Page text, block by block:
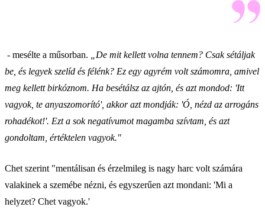
- mesélte a műsorban.
„De mit kellett volna tennem? Csak sétáljak
be, és legyek szelíd és félénk? Ez egy agyrém volt számomra, amivel
meg kellett birkóznom. Ha besétálsz az ajtón, és azt mondod: 'Itt
vagyok, te anyaszomorító', akkor azt mondják: 'Ó, nézd az arrogáns
rohadékot!'. Ezt a sok negatívumot magamba szívtam, és azt
gondoltam, értéktelen vagyok."
Chet szerint "mentálisan és érzelmileg is nagy harc volt számára
valakinek a szemébe nézni, és egyszerűen azt mondani: 'Mi a
helyzet? Chet vagyok.'